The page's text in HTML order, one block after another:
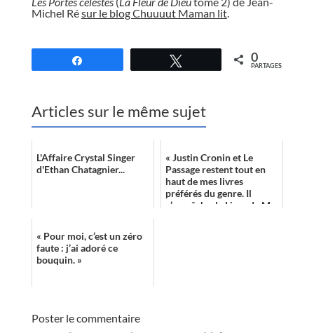
Michel Résur le blog Chuuuut Maman lit.
0
PARTAGES
Articles sur le même sujet
L'Affaire Crystal Singer
d'Ethan Chatagnier...
« Justin Cronin et Le
Passage restent tout en
haut de mes livres
préférés du genre. Il
n’empêche, le Livre de M
« Pour moi, c’est un zéro
faute : j’ai adoré ce
bouquin. »
Poster le commentaire